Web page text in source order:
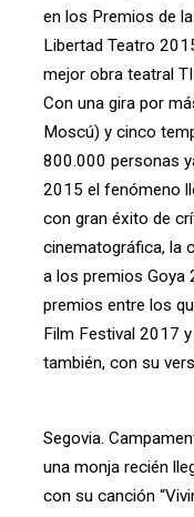
en los Premios de
Libertad Teatro
mejor obra teatral
Con una gira por
Moscú) y cinco
800.000 personas
2015 el fenómeno
con gran éxito de
cinematográfica, la
a los premios Goya
premios entre los
Film Festival 2017
también, con su
Segovia.
una monja recién
con su canción